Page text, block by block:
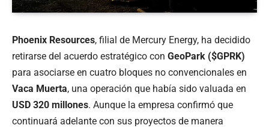
Phoenix Resources, filial de Mercury Energy, ha decidido
retirarse del acuerdo estratégico con GeoPark ($GPRK)
para asociarse en cuatro bloques no convencionales en
Vaca Muerta, una operación que había sido valuada en
USD 320 millones. Aunque la empresa confirmó que
continuará adelante con sus proyectos de manera